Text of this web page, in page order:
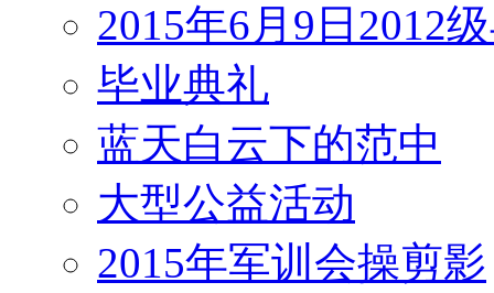
2015年6月9日2012
毕业典礼
蓝天白云下的范中
大型公益活动
2015年军训会操剪影